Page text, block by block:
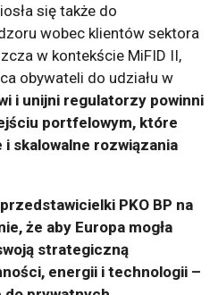
się także do
wobec klientów sektora
w kontekście MiFID II,
obywateli do udziału w
i unijni regulatorzy powinni
portfelowym, które
skalowalne rozwiązania
PKO BP na
że aby Europa mogła
strategiczną
energii i technologii –